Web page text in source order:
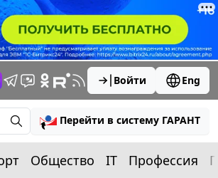
Войти Eng
Перейти в систему ГАРАНТ
Общество IT Профессия